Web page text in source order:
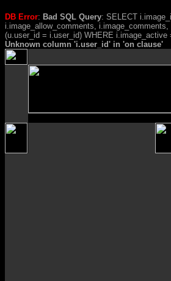
DB Error: Bad SQL Query: SELECT
i.image_allow_comments,
(u.user_id = i.user_id) WHERE
Unknown column 'i.user_id' in 'on clause'